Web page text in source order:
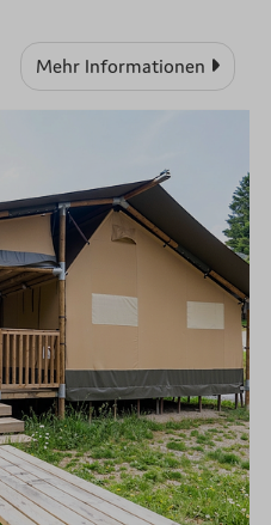
Mehr Informationen